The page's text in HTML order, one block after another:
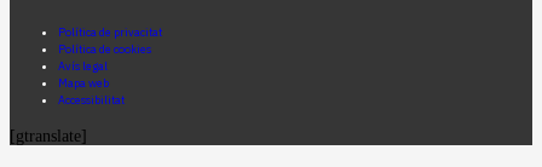
Política de privacitat
Política de cookies
Avís legal
Mapa web
Accessibilitat
[gtranslate]